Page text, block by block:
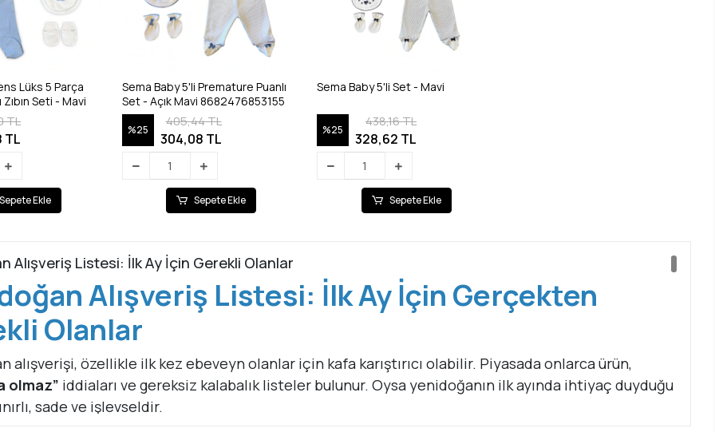
Lüks 5 Parça
Zıbın Seti - Mavi
TL
TL
Sepete Ekle
Sema Baby 5'li Premature Puanlı
Set - Açık Mavi 8682476853155
%25
405,44 TL
304,08 TL
Sepete Ekle
Sema Baby 5'li Set - Mavi
%25
438,16 TL
328,62 TL
Sepete Ekle
Alışveriş Listesi: İlk Ay İçin Gerekli Olanlar
Alışveriş Listesi: İlk Ay İçin Gerçekten
Olanlar
alışverişi, özellikle ilk kez ebeveyn olanlar için kafa karıştırıcı olabilir. Piyasada onlarca ürün,
olmaz” iddiaları ve gereksiz kalabalık listeler bulunur. Oysa yenidoğanın ilk ayında ihtiyaç duyduğu
sade ve işlevseldir.